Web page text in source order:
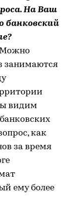
На Ваш
банковский
Можно
занимаются
видим
как
за время
ему более